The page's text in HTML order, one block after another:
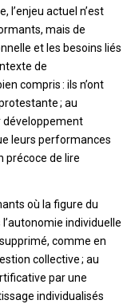
l’enjeu actuel n’est
mais de
et les besoins liés
de
compris : ils n’ont
; au
développement
leurs performances
précoce de lire
où la figure du
individuelle
comme en
collective ; au
par une
individualisés